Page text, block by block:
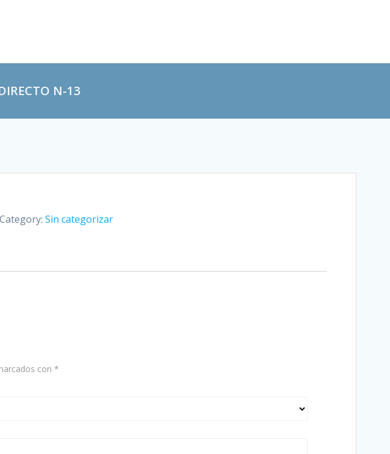
N-13
Category: Sin categorizar
con *